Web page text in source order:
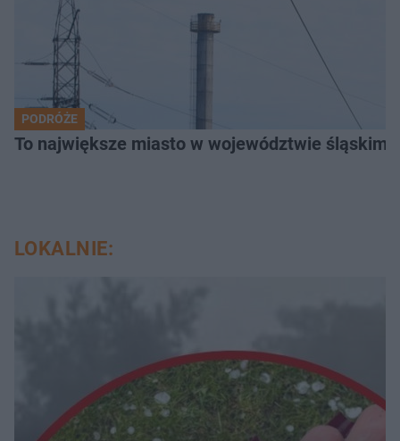
PODRÓŻE
To największe miasto w województwie
LOKALNIE: